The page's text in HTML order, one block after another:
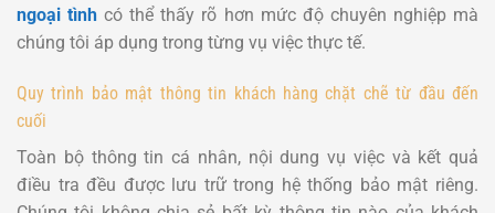
ngoại tình có thể thấy rõ hơn mức độ chuyên nghiệp mà
chúng tôi áp dụng trong từng vụ việc thực tế.
Quy trình bảo mật thông tin khách hàng chặt chẽ từ đầu đến
cuối
Toàn bộ thông tin cá nhân, nội dung vụ việc và kết quả
điều tra đều được lưu trữ trong hệ thống bảo mật riêng.